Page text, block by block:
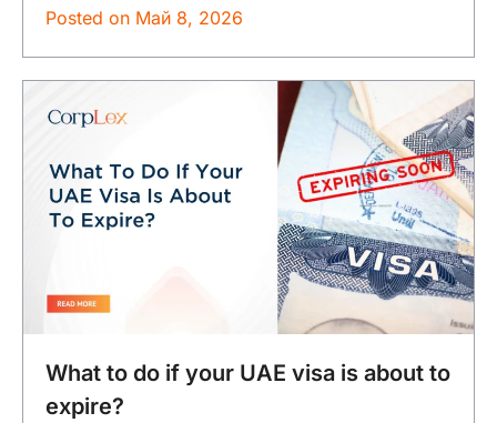
Posted on Май 8, 2026
What to do if your UAE visa is about to
expire?